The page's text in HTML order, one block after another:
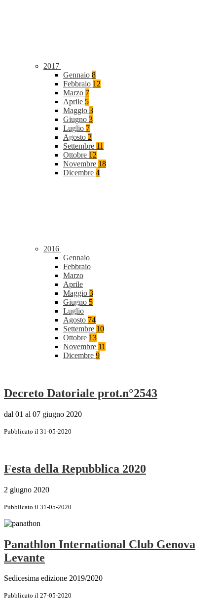
2017
Gennaio 8
Febbraio 12
Marzo 7
Aprile 5
Maggio 3
Giugno 3
Luglio 7
Agosto 2
Settembre 11
Ottobre 12
Novembre 18
Dicembre 4
2016
Gennaio
Febbraio
Marzo
Aprile
Maggio 3
Giugno 5
Luglio
Agosto 74
Settembre 10
Ottobre 13
Novembre 11
Dicembre 9
Decreto Datoriale prot.n°2543
dal 01 al 07 giugno 2020
Pubblicato il 31-05-2020
Festa della Repubblica 2020
2 giugno 2020
Pubblicato il 31-05-2020
Panathlon International Club Genova
Levante
Sedicesima edizione 2019/2020
Pubblicato il 27-05-2020